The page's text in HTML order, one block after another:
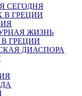
СЕГОДНЯ
В ГРЕЦИИ
ЖИЗНЬ
ГРЕЦИИ
ДИАСПОРА